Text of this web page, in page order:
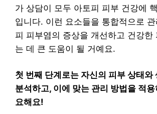
가 상담이 모두 아토피 피부 건강에
입니다. 이런 요소들을 통합적으로
피 피부염의 증상을 개선하고 건강한
는 데 큰 도움이 될 거예요.
첫 번째 단계로는 자신의 피부 상태와
분석하고, 이에 맞는 관리 방법을 적
요해요!